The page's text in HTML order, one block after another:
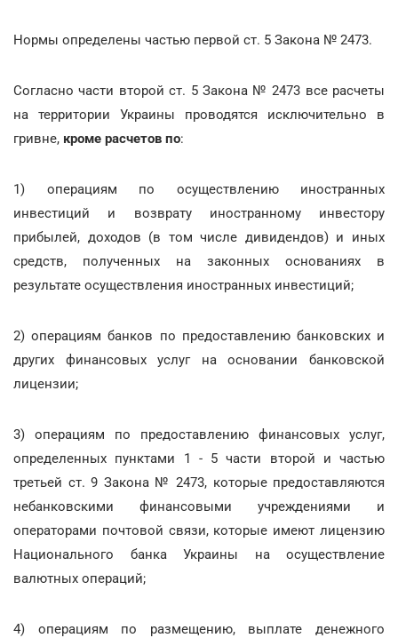
Нормы определены частью первой ст. 5 Закона № 2473.
Согласно части второй ст. 5 Закона № 2473 все расчеты
на территории Украины проводятся исключительно в
гривне, кроме расчетов по:
1) операциям по осуществлению иностранных
инвестиций и возврату иностранному инвестору
прибылей, доходов (в том числе дивидендов) и иных
средств, полученных на законных основаниях в
результате осуществления иностранных инвестиций;
2) операциям банков по предоставлению банковских и
других финансовых услуг на основании банковской
лицензии;
3) операциям по предоставлению финансовых услуг,
определенных пунктами 1 - 5 части второй и частью
третьей ст. 9 Закона № 2473, которые предоставляются
небанковскими финансовыми учреждениями и
операторами почтовой связи, которые имеют лицензию
Национального банка Украины на осуществление
валютных операций;
4) операциям по размещению, выплате денежного